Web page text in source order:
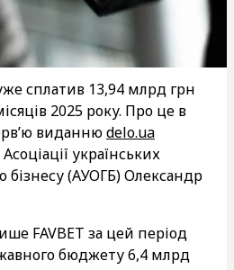
сплатив 13,94 млрд грн
2025 року. Про це в
виданнюdelo.ua
українських
бізнесу (АУОГБ) Олександр
FAVBET за цей період
бюджету 6,4 млрд